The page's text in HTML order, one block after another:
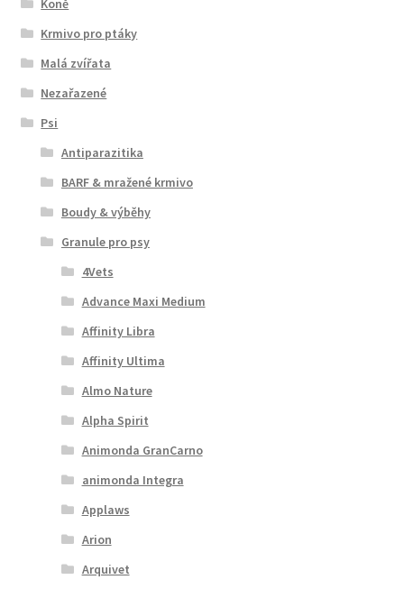
Koně
Krmivo pro ptáky
Malá zvířata
Nezařazené
Psi
Antiparazitika
BARF & mražené krmivo
Boudy & výběhy
Granule pro psy
4Vets
Advance Maxi Medium
Affinity Libra
Affinity Ultima
Almo Nature
Alpha Spirit
Animonda GranCarno
animonda Integra
Applaws
Arion
Arquivet